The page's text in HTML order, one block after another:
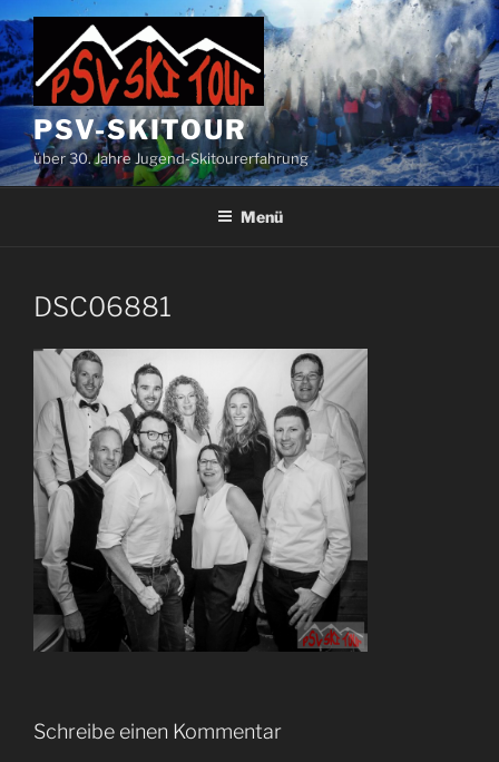
Zum
Inhalt
springen
PSV-SKITOUR
über 30. Jahre Jugend-Skitourerfahrung
Menü
DSC06881
Schreibe einen Kommentar